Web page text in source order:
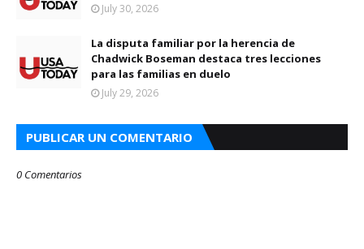
July 30, 2026
La disputa familiar por la herencia de
Chadwick Boseman destaca tres lecciones
para las familias en duelo
July 29, 2026
PUBLICAR UN COMENTARIO
0 Comentarios